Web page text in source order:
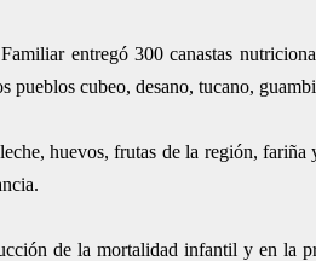
entregó 300 canastas
pueblos cubeo, desano, tucano,
huevos, frutas de la región, fariña
de la mortalidad infantil y en la